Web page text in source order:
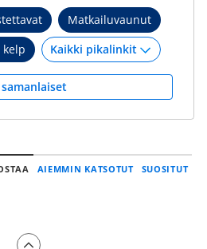
Matkailuvaunut
kelp
samanlaiset
AIEMMIN KATSOTUT SUOSITUT